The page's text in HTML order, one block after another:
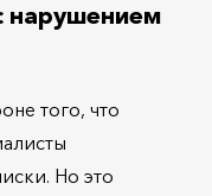
нарушением
того, что
Но это